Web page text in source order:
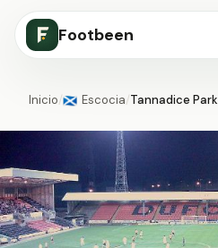
Footbeen
Inicio/🏴󠁧󠁢󠁳󠁣󠁴󠁿 Escocia/Tannadice Park